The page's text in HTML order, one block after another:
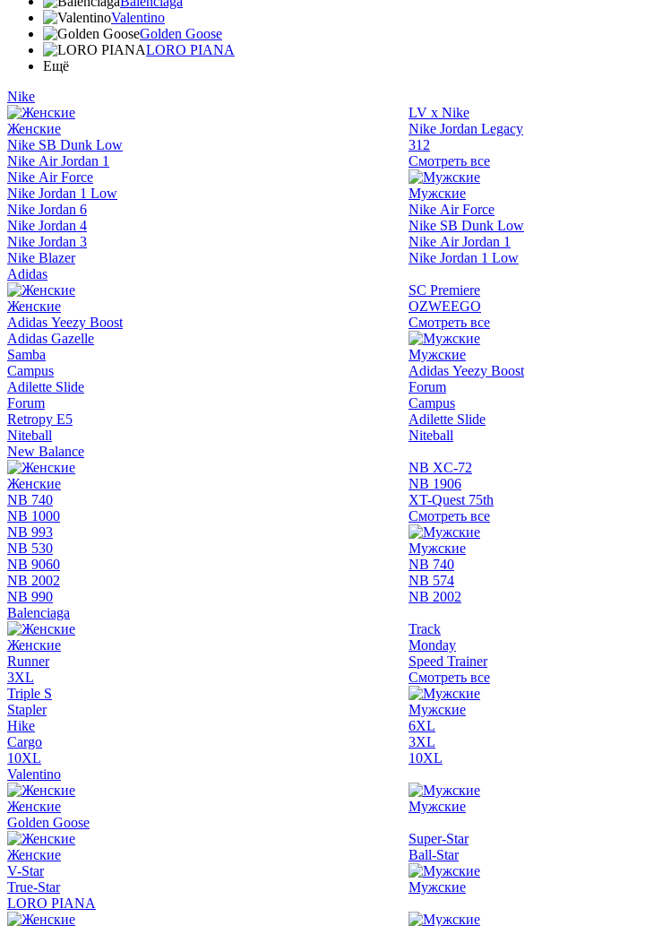
Valentino
Golden Goose
LORO PIANA
Ещё
Nike
Женские
Nike SB Dunk Low
Nike Air Jordan 1
Nike Air Force
Nike Jordan 1 Low
Nike Jordan 6
Nike Jordan 4
Nike Jordan 3
Nike Blazer
LV x Nike
Nike Jordan Legacy
312
Смотреть все
Мужские
Nike Air Force
Nike SB Dunk Low
Nike Air Jordan 1
Nike Jordan 1 Low
Adidas
Женские
Adidas Yeezy Boost
Adidas Gazelle
Samba
Campus
Adilette Slide
Forum
Retropy E5
Niteball
SC Premiere
OZWEEGO
Смотреть все
Мужские
Adidas Yeezy Boost
Forum
Campus
Adilette Slide
Niteball
New Balance
Женские
NB 740
NB 1000
NB 993
NB 530
NB 9060
NB 2002
NB 990
NB XC-72
NB 1906
XT-Quest 75th
Смотреть все
Мужские
NB 740
NB 574
NB 2002
Balenciaga
Женские
Runner
3XL
Triple S
Stapler
Hike
Cargo
10XL
Track
Monday
Speed Trainer
Смотреть все
Мужские
6XL
3XL
10XL
Valentino
Женские
Мужские
Golden Goose
Женские
V-Star
True-Star
Super-Star
Ball-Star
Мужские
LORO PIANA